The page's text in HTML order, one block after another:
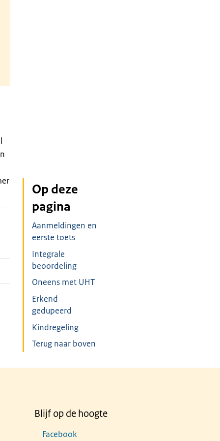
Op deze
pagina
Aanmeldingen en
eerste toets
Integrale
beoordeling
Oneens met UHT
Erkend
gedupeerd
Kindregeling
Terug naar boven
Blijf op de hoogte
Facebook